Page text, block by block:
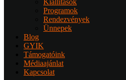
Programok
Rendezvények
Ünnepek
Blog
GYIK
Támogatóink
Médiaajánlat
Kapcsolat